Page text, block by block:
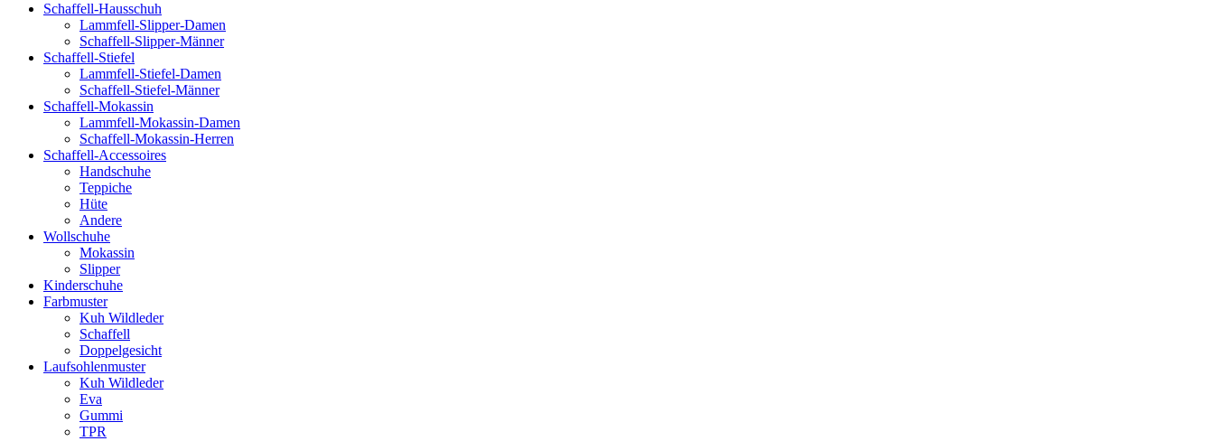
Schaffell-Hausschuh
Lammfell-Slipper-Damen
Schaffell-Slipper-Männer
Schaffell-Stiefel
Lammfell-Stiefel-Damen
Schaffell-Stiefel-Männer
Schaffell-Mokassin
Lammfell-Mokassin-Damen
Schaffell-Mokassin-Herren
Schaffell-Accessoires
Handschuhe
Teppiche
Hüte
Andere
Wollschuhe
Mokassin
Slipper
Kinderschuhe
Farbmuster
Kuh Wildleder
Schaffell
Doppelgesicht
Laufsohlenmuster
Kuh Wildleder
Eva
Gummi
TPR